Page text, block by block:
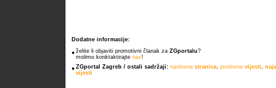
Dodatne informacije:
• želite li objaviti promotivni članak za ZGportalu?
molimo konktaktirajte nas!
• ZGportal Zagreb / ostali sadržaji: naslovna stranica, poslovne vijesti,
vijesti